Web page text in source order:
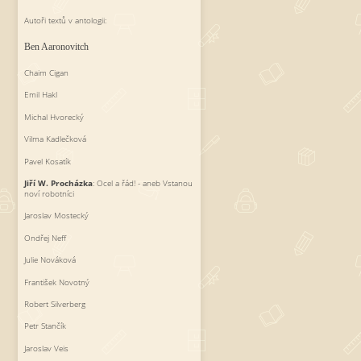
Autoři textů v antologii:
Ben Aaronovitch
Chaim Cigan
Emil Hakl
Michal Hvorecký
Vilma Kadlečková
Pavel Kosatík
Jiří W. Procházka: Ocel a řád! - aneb Vstanou
noví robotníci
Jaroslav Mostecký
Ondřej Neff
Julie Nováková
František Novotný
Robert Silverberg
Petr Stančík
Jaroslav Veis